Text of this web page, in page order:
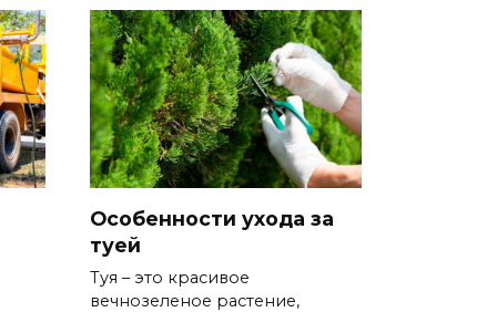
Особенности ухода за
туей
Туя – это красивое
вечнозеленое растение,